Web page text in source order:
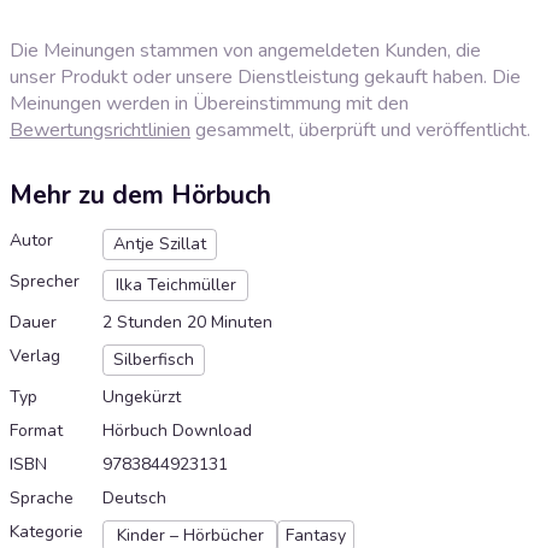
Die Meinungen stammen von angemeldeten Kunden, die
unser Produkt oder unsere Dienstleistung gekauft haben. Die
Meinungen werden in Übereinstimmung mit den
Bewertungsrichtlinien gesammelt, überprüft und veröffentlicht.
Mehr zu dem Hörbuch
Autor
Antje Szillat
Sprecher
Ilka Teichmüller
Dauer
2 Stunden 20 Minuten
Verlag
Silberfisch
Typ
Ungekürzt
Format
Hörbuch Download
ISBN
9783844923131
Sprache
Deutsch
Kategorie
Kinder – Hörbücher Fantasy